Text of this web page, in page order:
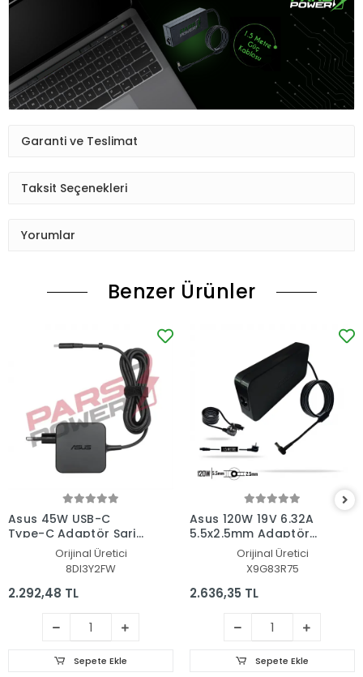
Garanti ve Teslimat
Taksit Seçenekleri
Yorumlar
Benzer Ürünler
Asus 45W USB-C
Type-C Adaptör Şarj
Aleti-CihazıOrijinal Üretici
8DI3Y2FW
2.292,48 TL
Sepete Ekle
Asus 120W 19V 6.32A
5.5x2.5mm Adaptör
Şarj Aleti-Cihazı
Orijinal Üretici
X9G83R75
2.636,35 TL
Sepete Ekle